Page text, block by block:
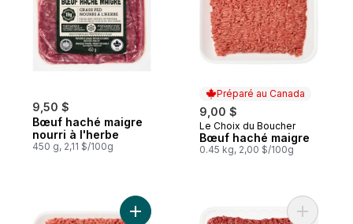
9,50 $
Bœuf haché maigre
nourri à l'herbe
450 g, 2,11 $/100g
Préparé au Canada
9,00 $
Préparé au Canada
Le Choix du Boucher
Bœuf haché maigre
0.45 kg, 2,00 $/100g
Ajouter Bœuf haché mi-maigre au panier
Ajouter